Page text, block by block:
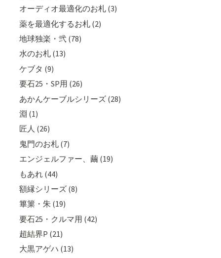
オーディオ最適化のお札 (3)
薬を最適化するお札 (2)
地球独楽・弐 (78)
水のお札 (13)
ケブタ (9)
要石25・SP用 (26)
あかんケーブルシリーズ (28)
淵 (1)
匠人 (26)
鬼門のお札 (7)
エンジェルファー、繭 (19)
もあれ (44)
額縁シリーズ (8)
篳篥・朱 (19)
要石25・クルマ用 (42)
超結界P (21)
大黒アゲハ (13)